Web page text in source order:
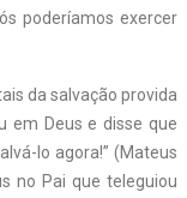
poderíamos exercer
da salvação provida
em Deus e disse que
lo agora!” (Mateus
no Pai que teleguiou